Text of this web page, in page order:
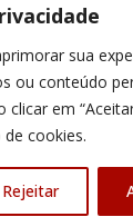
sua
ou conteúdo
em
cookies.
Rejeitar